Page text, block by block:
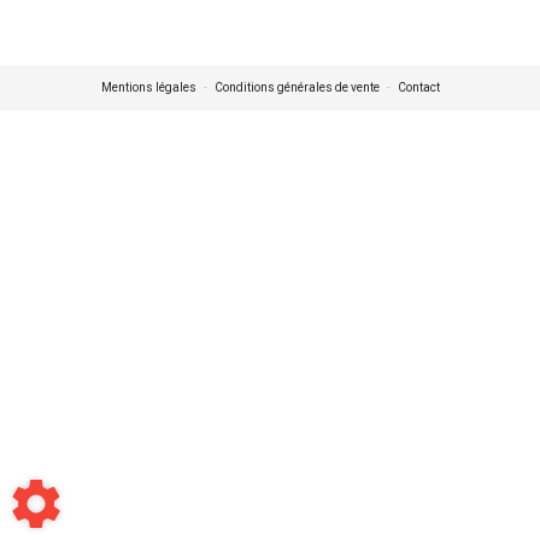
Mentions légales - Conditions générales de vente - Contact